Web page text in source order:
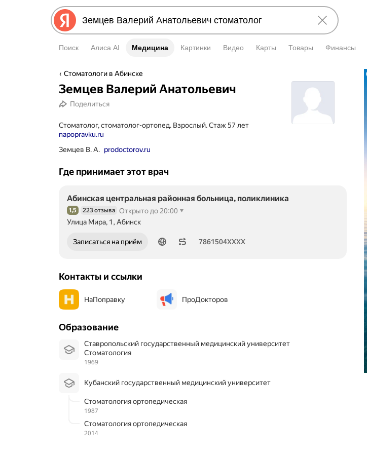
Поиск Алиса AI Медицина
Медицина Картинки Видео Карты Товары Финансы
Стоматологи в Абинске
Земцев Валерий Анатольевич
Поделиться
Стоматолог, стоматолог-ортопед. Взрослый. Стаж 57 лет
napopravku.ru
Земцев В. А. prodoctorov.ru
Где принимает этот врач
Абинская центральная районная больница, поликлиника
Рейтинг 1,5 из 5
1,5 223 отзыва Открыто до 20:00
Улица Мира, 1, Абинск
Записаться на приём
Номер телефона: 78615041090 7861504XXXX
Контакты и ссылки
НаПоправку ПроДокторов
Образование
Ставропольский государственный медицинский университет
Стоматология
1969
Кубанский государственный медицинский университет
Стоматология ортопедическая
1987
Стоматология ортопедическая
2014